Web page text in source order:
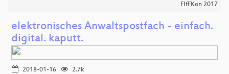
FIfFKon 2017
elektronisches Anwaltspostfach - einfach.
digital. kaputt.
2018-01-16
2.7k